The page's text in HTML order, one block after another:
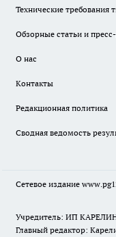
Технические требования
Обзорные статьи и
О нас
Контакты
Редакционная политика
Сводная ведомость
Сетевое издание
Учредитель: ИП
Главный редактор: